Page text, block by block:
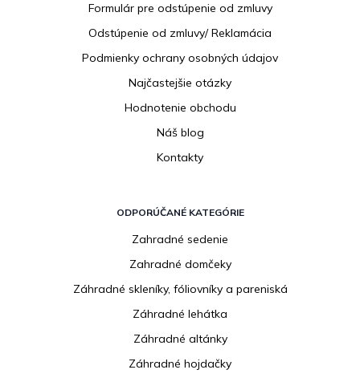
Formulár pre odstúpenie od zmluvy
Odstúpenie od zmluvy/ Reklamácia
Podmienky ochrany osobných údajov
Najčastejšie otázky
Hodnotenie obchodu
Náš blog
Kontakty
ODPORÚČANÉ KATEGÓRIE
Zahradné sedenie
Zahradné domčeky
Záhradné skleníky, fóliovníky a pareniská
Záhradné lehátka
Záhradné altánky
Záhradné hojdačky